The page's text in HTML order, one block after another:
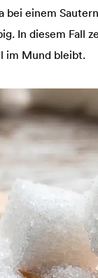
einem
In diesem Fall
im Mund bleibt.